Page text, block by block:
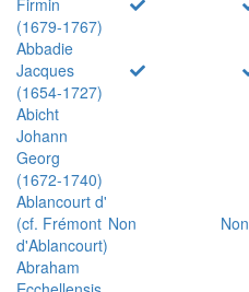
(1679-1767)
Abbadie
Jacques
(1654-1727)
Abicht
Johann
Georg
(1672-1740)
Ablancourt d'
(cf. Frémont
d'Ablancourt)
Non Non
Abraham